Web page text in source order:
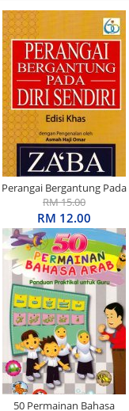
Perangai Bergantung Pada
Diri Sendiri Edisi Khas
RM 15.00
RM 12.00
50 Permainan Bahasa